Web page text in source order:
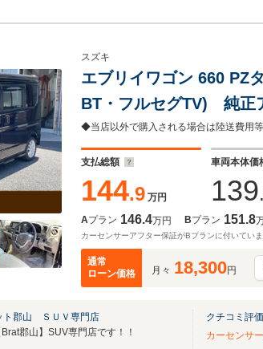
スズキ
エブリイワゴン 660 PZ
BT・フルセグTV) 純
両側パワースライドド
カメラ 盗難防止装置
支払総額
144.9 万円
車両本体価
139
Aプラン 146.4万円 Bプラン 151.8
カーセンサーアフター保証がBプランに付いてい
通常
ローン価格
月々 18,300円
ト郡山 ＳＵＶ専門店
郡山】SUV専門店です！！
クチコミ評価
カーセンサ